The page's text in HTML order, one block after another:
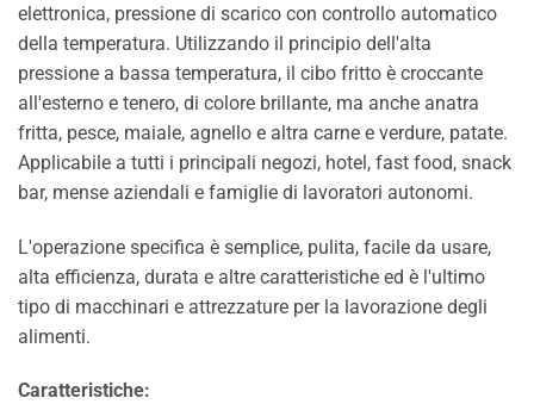
elettronica, pressione di scarico con controllo automatico
della temperatura. Utilizzando il principio dell'alta
pressione a bassa temperatura, il cibo fritto è croccante
all'esterno e tenero, di colore brillante, ma anche anatra
fritta, pesce, maiale, agnello e altra carne e verdure, patate.
Applicabile a tutti i principali negozi, hotel, fast food, snack
bar, mense aziendali e famiglie di lavoratori autonomi.
L'operazione specifica è semplice, pulita, facile da usare,
alta efficienza, durata e altre caratteristiche ed è l'ultimo
tipo di macchinari e attrezzature per la lavorazione degli
alimenti.
Caratteristiche: